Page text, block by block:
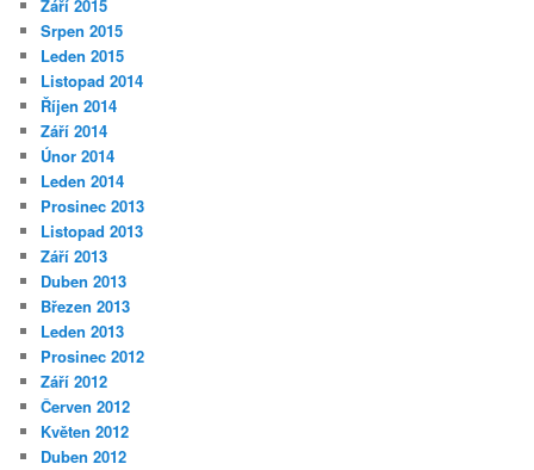
Září 2015
Srpen 2015
Leden 2015
Listopad 2014
Říjen 2014
Září 2014
Únor 2014
Leden 2014
Prosinec 2013
Listopad 2013
Září 2013
Duben 2013
Březen 2013
Leden 2013
Prosinec 2012
Září 2012
Červen 2012
Květen 2012
Duben 2012